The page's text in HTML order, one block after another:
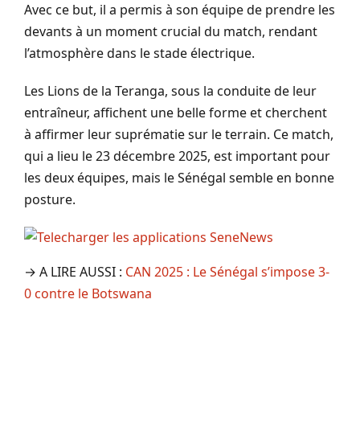
Avec ce but, il a permis à son équipe de prendre les
devants à un moment crucial du match, rendant
l’atmosphère dans le stade électrique.
Les Lions de la Teranga, sous la conduite de leur
entraîneur, affichent une belle forme et cherchent
à affirmer leur suprématie sur le terrain. Ce match,
qui a lieu le 23 décembre 2025, est important pour
les deux équipes, mais le Sénégal semble en bonne
posture.
→ A LIRE AUSSI : CAN 2025 : Le Sénégal s’impose 3-
0 contre le Botswana